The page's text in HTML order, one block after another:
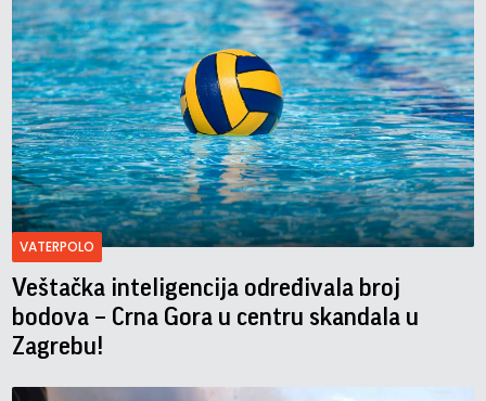
VATERPOLO
Veštačka inteligencija određivala broj
bodova – Crna Gora u centru skandala u
Zagrebu!